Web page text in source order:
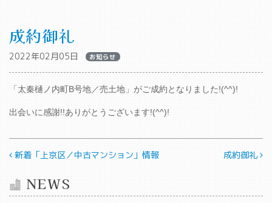
成約御礼
2022年02月05日 お知らせ
「太秦樋ノ内町B号地／売土地」がご成約となりました!(^^)!
出会いに感謝!!ありがとうございます!(^^)!
投稿ナビゲーション
新着「上京区／中古マンション」情報 成約御礼
NEWS